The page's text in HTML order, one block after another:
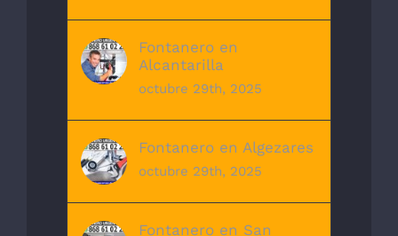
Fontanero en
Alcantarilla
octubre 29th, 2025
Fontanero en Algezares
octubre 29th, 2025
Fontanero en San